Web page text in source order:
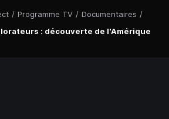
/ Programme TV / Documentaires /
: découverte de l'Amérique